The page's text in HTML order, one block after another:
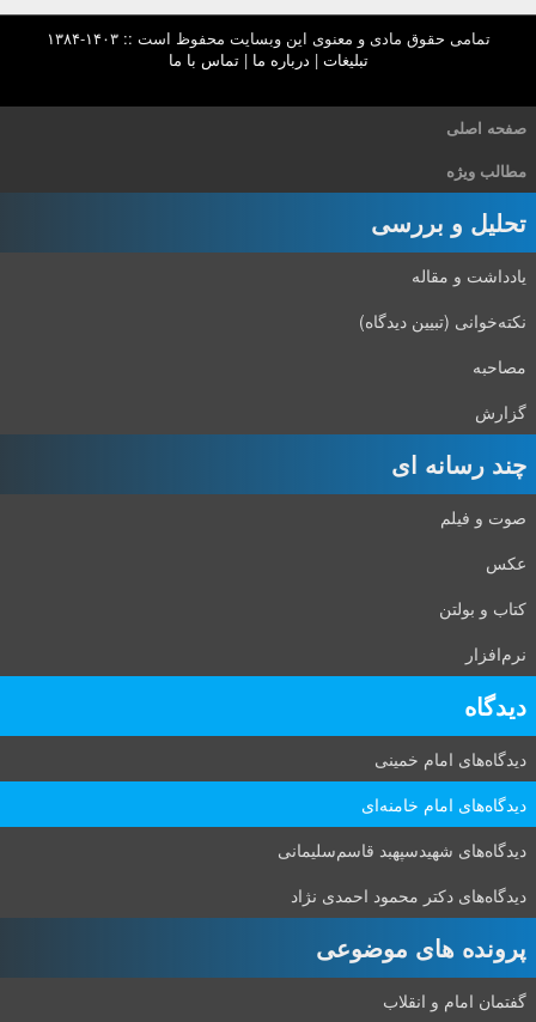
تمامی حقوق مادی و معنوی این وبسایت محفوظ است :: ۱۴۰۳-۱۳۸۴
تبلیغات | درباره ما |تماس با ما
صفحه اصلی
مطالب ویژه
تحلیل و بررسی
یادداشت و مقاله
نکته‌خوانی (تبیین دیدگاه)
مصاحبه
گزارش
چند رسانه ای
صوت و فیلم
عکس
کتاب و بولتن
نرم‌افزار
دیدگاه‌
دیدگاه‌های امام خمینی
دیدگاه‌های امام خامنه‌ای
دیدگاه‌های شهید‌سپهبد قاسم‌سلیمانی
دیدگاه‌های دکتر محمود احمدی نژاد
پرونده های موضوعی
گفتمان امام و انقلاب